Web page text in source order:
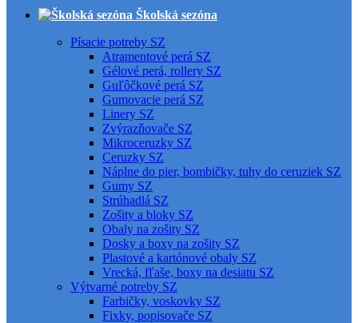
Školská sezóna
Písacie potreby SZ
Atramentové perá SZ
Gélové perá, rollery SZ
Guľôčkové perá SZ
Gumovacie perá SZ
Linery SZ
Zvýrazňovače SZ
Mikroceruzky SZ
Ceruzky SZ
Náplne do pier, bombičky, tuhy do ceruziek SZ
Gumy SZ
Strúhadlá SZ
Zošity a bloky SZ
Obaly na zošity SZ
Dosky a boxy na zošity SZ
Plastové a kartónové obaly SZ
Vrecká, fľaše, boxy na desiatu SZ
Výtvarné potreby SZ
Farbičky, voskovky SZ
Fixky, popisovače SZ